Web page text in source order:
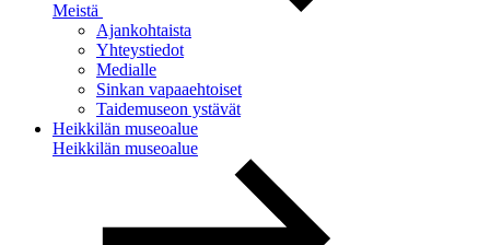
Meistä
Ajankohtaista
Yhteystiedot
Medialle
Sinkan vapaaehtoiset
Taidemuseon ystävät
Heikkilän museoalue
Heikkilän museoalue